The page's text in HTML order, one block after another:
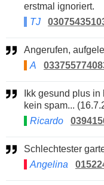
erstmal ignoriert.
TJ
Angerufen,
A
kein spam...
Ricardo
Schlechtester
Angelina